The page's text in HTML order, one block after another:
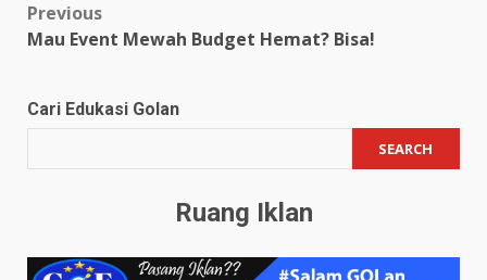
Post
Previous
Mau Event Mewah Budget Hemat? Bisa!
Cari Edukasi Golan
SEARCH
Ruang Iklan